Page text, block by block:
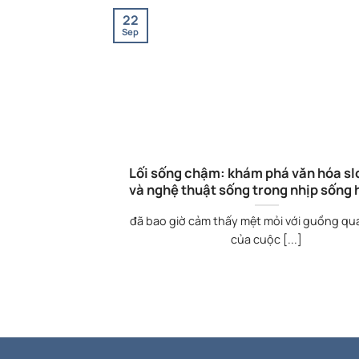
Lối sống chậm: khám phá văn hóa
và nghệ thuật sống trong nhịp sống
đã bao giờ cảm thấy mệt mỏi với guồng
của cuộc [...]
22
Sep